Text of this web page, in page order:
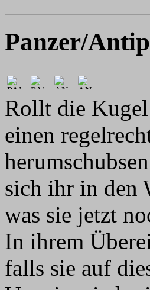
Panzer/
Rollt die Kugel
einen
sich ihr in den
was sie jetzt
In ihrem
falls sie auf